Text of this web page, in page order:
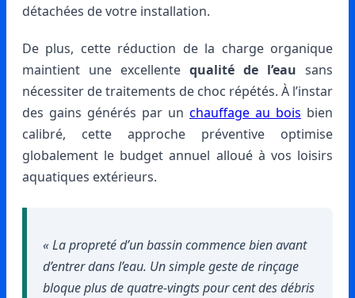
détachées de votre installation.
De plus, cette réduction de la charge organique
maintient une excellente qualité de l’eau sans
nécessiter de traitements de choc répétés. À l’instar
des gains générés par un chauffage au bois bien
calibré, cette approche préventive optimise
globalement le budget annuel alloué à vos loisirs
aquatiques extérieurs.
« La propreté d’un bassin commence bien avant
d’entrer dans l’eau. Un simple geste de rinçage
bloque plus de quatre-vingts pour cent des débris